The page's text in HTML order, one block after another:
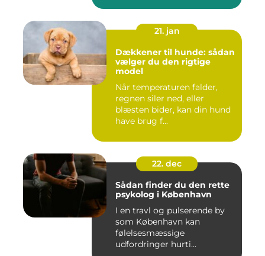
21. jan
Dækkener til hunde: sådan
vælger du den rigtige
model
Når temperaturen falder,
regnen siler ned, eller
blæsten bider, kan din hund
have brug f...
22. dec
Sådan finder du den rette
psykolog i København
I en travl og pulserende by
som København kan
følelsesmæssige
udfordringer hurti...